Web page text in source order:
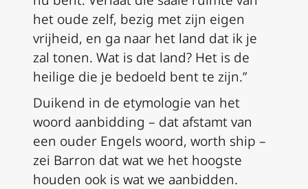
het oude zelf, bezig met zijn eigen
vrijheid, en ga naar het land dat ik je
zal tonen. Wat is dat land? Het is de
heilige die je bedoeld bent te zijn.”
Duikend in de etymologie van het
woord aanbidding – dat afstamt van
een ouder Engels woord, worth ship –
zei Barron dat wat we het hoogste
houden ook is wat we aanbidden.